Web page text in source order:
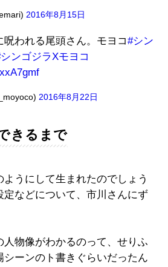
2016年8月15日
われる尾頭さん。モヨコ#シン
ンゴジラXモヨコ
2016年8月22日
きるまで
うにして生まれたのでしょう
定などについて、市川さんにず
物像がわかるのって、せりふ
シーンのト書きぐらいだったん